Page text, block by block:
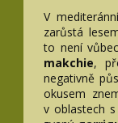
V
zarůstá
to není
makchie,
negativně
okusem
v oblastech